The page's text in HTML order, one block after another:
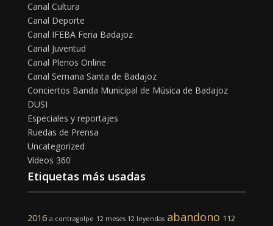
Canal Cultura
Canal Deporte
Canal IFEBA Feria Badajoz
Canal Juventud
Canal Plenos Online
Canal Semana Santa de Badajoz
Conciertos Banda Municipal de Música de Badajoz
DUSI
Especiales y reportajes
Ruedas de Prensa
Uncategorized
Vídeos 360
Etiquetas más usadas
2016 a contragolpe 12 meses 12 leyendas abandono 112